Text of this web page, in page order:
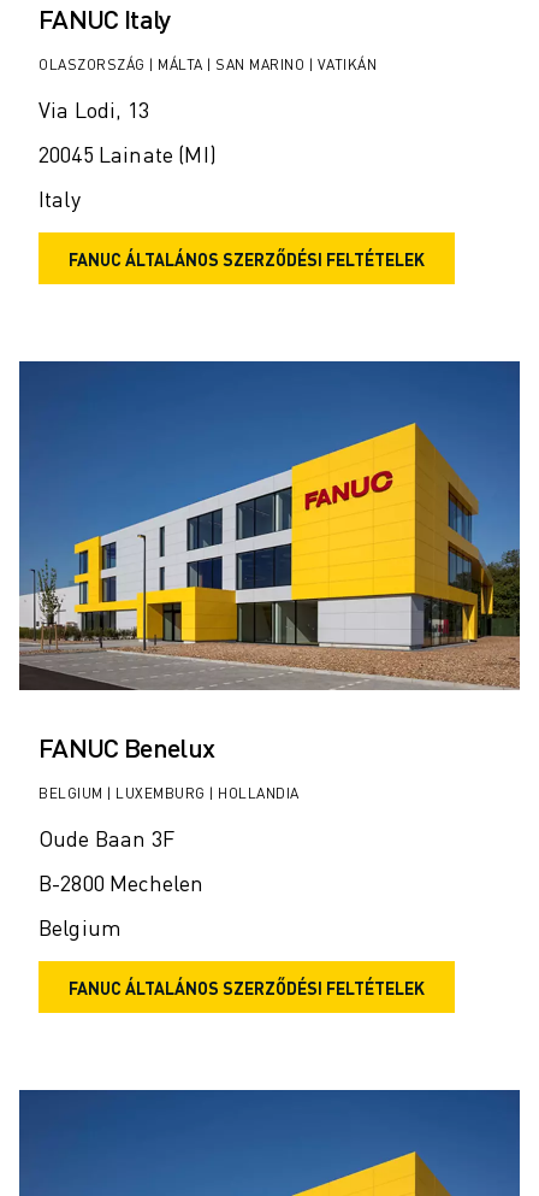
FANUC Italy
OLASZORSZÁG | MÁLTA | SAN MARINO | VATIKÁN
Via Lodi, 13
20045 Lainate (MI)
Italy
FANUC ÁLTALÁNOS SZERZŐDÉSI FELTÉTELEK
FANUC Benelux
BELGIUM | LUXEMBURG | HOLLANDIA
Oude Baan 3F
B-2800 Mechelen
Belgium
FANUC ÁLTALÁNOS SZERZŐDÉSI FELTÉTELEK